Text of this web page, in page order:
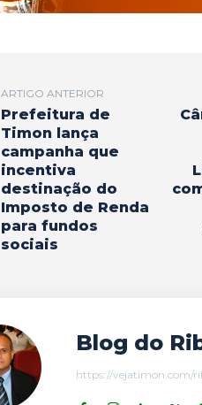
ARTIGO ANTERIOR
Prefeitura de
Timon lança
campanha que
incentiva
destinação do
Imposto de Renda
para fundos
sociais
Blog do
https://vejatimon.com/